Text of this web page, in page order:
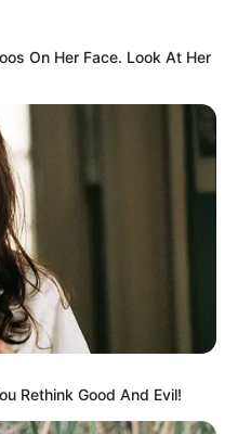
On Her Face. Look At Her
Rethink Good And Evil!